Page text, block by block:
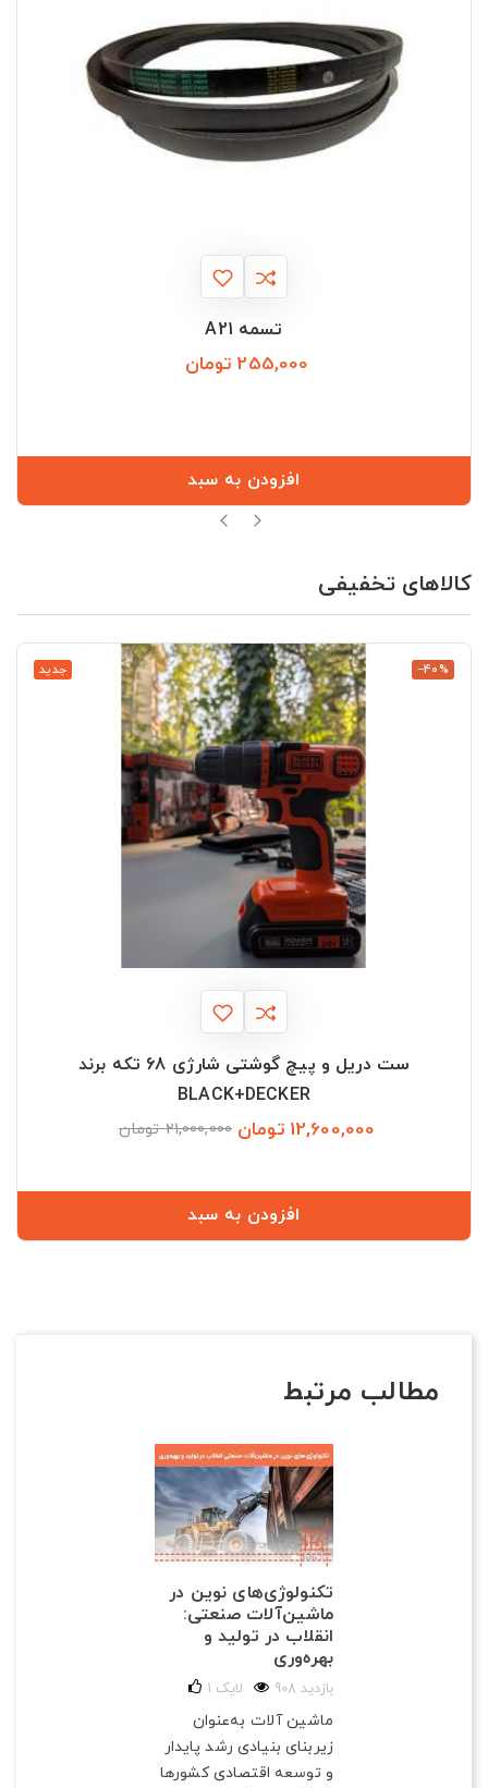
تسمه A21
255,000 تومان
افزودن به سبد
کالاهای تخفیفی
جدید ‎−40%
ست دریل و پیچ گوشتی شارژی 68 تکه برند
BLACK+DECKER
12,600,000 تومان 21,000,000 تومان
افزودن به سبد
مطالب مرتبط
تکنولوژی‌های نوین در
ماشین‌آلات صنعتی:
انقلاب در تولید و
بهره‌وری
908 بازدید 1 لایک
ماشین آلات به‌عنوان
زیربنای بنیادی رشد پایدار
و توسعه اقتصادی کشورها